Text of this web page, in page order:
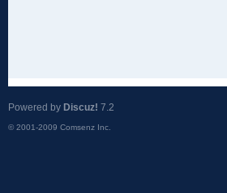
Powered by Discuz! 7.2
© 2001-2009 Comsenz Inc.